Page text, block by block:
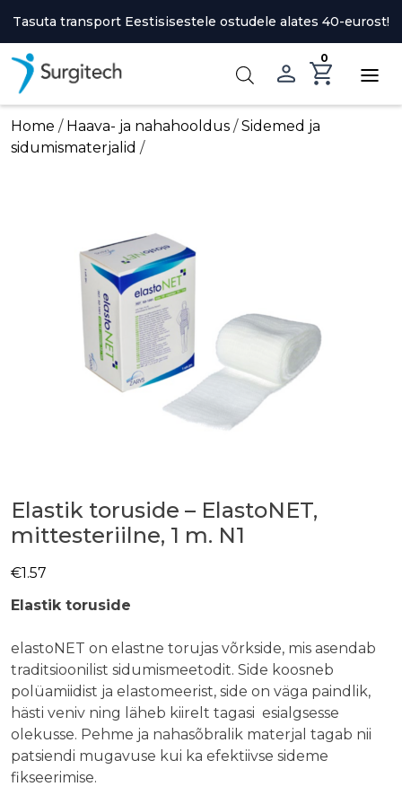
content
Tasuta transport Eestisisestele ostudele alates 40-eurost!
0
Home / Haava- ja nahahooldus /Sidemed ja
sidumismaterjalid /
Elastik toruside – ElastoNET,
mittesteriilne, 1 m. N1
€1.57
Elastik toruside
elastoNET on elastne torujas võrkside, mis asendab
traditsioonilist sidumismeetodit. Side koosneb
polüamiidist ja elastomeerist, side on väga paindlik,
hästi veniv ning läheb kiirelt tagasi esialgsesse
olekusse. Pehme ja nahasõbralik materjal tagab nii
patsiendi mugavuse kui ka efektiivse sideme
fikseerimise.